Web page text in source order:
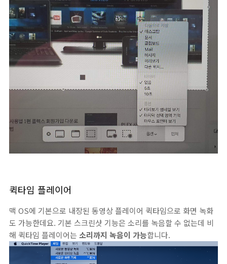
퀵타임 플레이어
맥 OS에 기본으로 내장된 동영상 플레이어 퀵타임으로 화면 녹화
도 가능한데요. 기본 스크린샷 기능은 소리를 녹음할 수 없는데 비
해 퀵타임 플레이어는 소리까지 녹음이 가능합니다.